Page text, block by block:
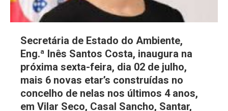
Secretária de Estado do Ambiente,
Eng.ª Inês Santos Costa, inaugura na
próxima sexta-feira, dia 02 de julho,
mais 6 novas etar’s construídas no
concelho de nelas nos últimos 4 anos,
em Vilar Seco, Casal Sancho, Santar,